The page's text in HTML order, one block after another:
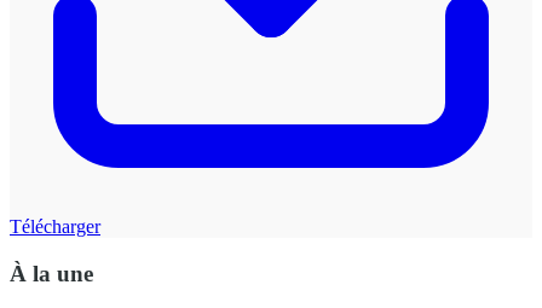
Télécharger
À la une